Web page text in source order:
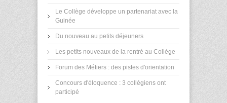
Le Collège développe un partenariat avec la
Guinée
Du nouveau au petits déjeuners
Les petits nouveaux de la rentré au Collège
Forum des Métiers : des pistes d'orientation
Concours d'éloquence : 3 collégiens ont
participé